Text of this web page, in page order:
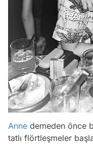
Anne demeden önce
tatlı flörtleşmeler